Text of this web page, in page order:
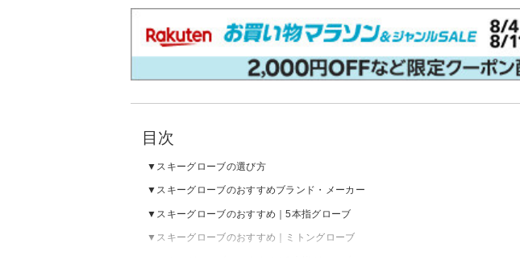
目次
スキーグローブの選び方
スキーグローブのおすすめブランド・メーカー
スキーグローブのおすすめ｜5本指グローブ
スキーグローブのおすすめ｜ミトングローブ